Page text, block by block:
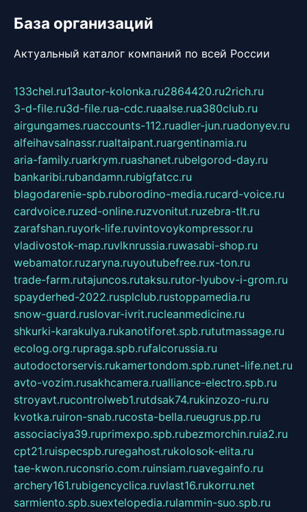
База организаций
Актуальный каталог компаний по всей России
133chel.ru13autor-kolonka.ru2864420.ru2rich.ru
3-d-file.ru3d-file.rua-cdc.ruaalse.rua380club.ru
airgungames.ruaccounts-112.ruadler-jun.ruadonyev.ru
alfeihavsalnassr.rualtaipant.ruargentinamia.ru
aria-family.ruarkrym.ruashanet.rubelgorod-day.ru
bankaribi.rubandamn.rubigfatcc.ru
blagodarenie-spb.ruborodino-media.rucard-voice.ru
cardvoice.ruzed-online.ruzvonitut.ruzebra-tlt.ru
zarafshan.ruyork-life.ruvintovoykompressor.ru
vladivostok-map.ruvlknrussia.ruwasabi-shop.ru
webamator.ruzaryna.ruyoutubefree.rux-ton.ru
trade-farm.rutajuncos.rutaksu.rutor-lyubov-i-grom.ru
spayderhed-2022.rusplclub.rustoppamedia.ru
snow-guard.ruslovar-ivrit.rucleanmedicine.ru
shkurki-karakulya.rukanotiforet.spb.rututmassage.ru
ecolog.org.rupraga.spb.rufalcorussia.ru
autodoctorservis.rukamertondom.spb.runet-life.net.ru
avto-vozim.rusakhcamera.rualliance-electro.spb.ru
stroyavt.rucontrolweb1.rutdsak74.rukinzozo-ru.ru
kvotka.ruiron-snab.rucosta-bella.rueugrus.pp.ru
associaciya39.ruprimexpo.spb.rubezmorchin.ruia2.ru
cpt21.ruispecspb.ruregahost.rukolosok-elita.ru
tae-kwon.ruconsrio.com.ruinsiam.ruavegainfo.ru
archery161.rubigencyclica.ruvlast16.rukorru.net
sarmiento.spb.suextelopedia.rulammin-suo.spb.ru